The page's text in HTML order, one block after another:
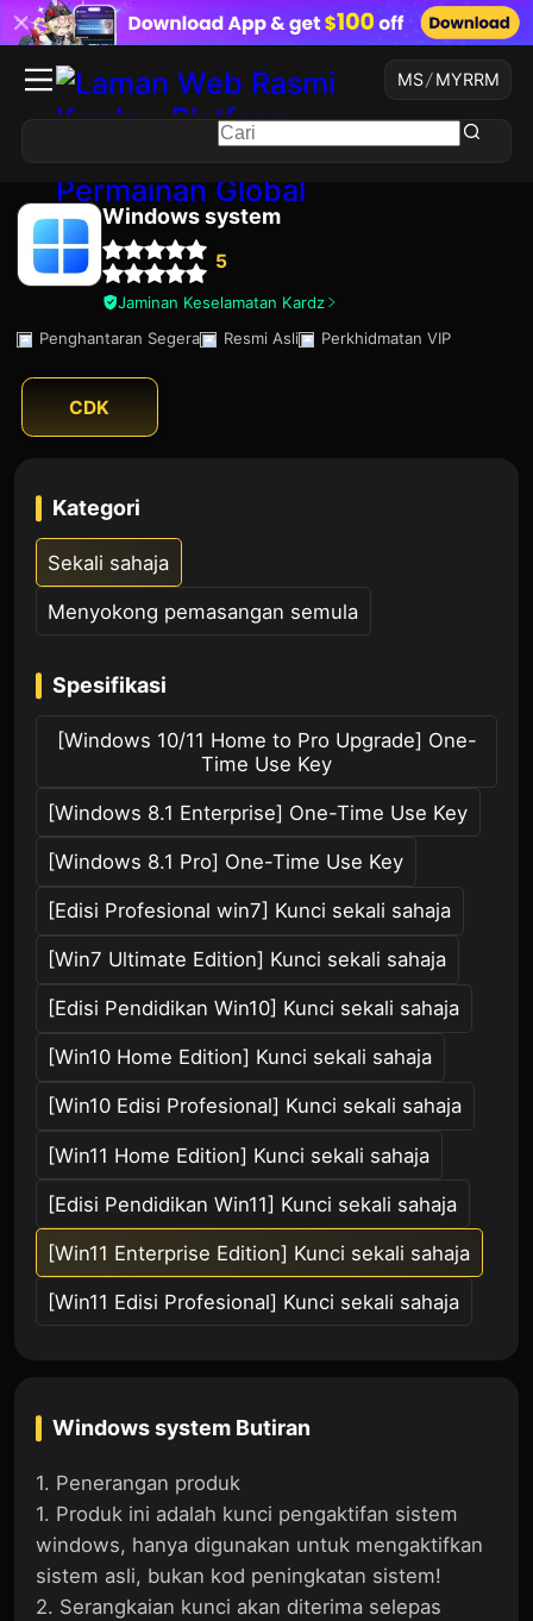
MS/ MYRRM
Windows system
5
Jaminan Keselamatan Kardz
Penghantaran Segera
Resmi Asli Perkhidmatan VIP
CDK
Kategori
Sekali sahaja
Menyokong pemasangan semula
Spesifikasi
[Windows 10/11 Home to Pro Upgrade] One-
Time Use Key
[Windows 8.1 Enterprise] One-Time Use Key
[Windows 8.1 Pro] One-Time Use Key
[Edisi Profesional win7] Kunci sekali sahaja
[Win7 Ultimate Edition] Kunci sekali sahaja
[Edisi Pendidikan Win10] Kunci sekali sahaja
[Win10 Home Edition] Kunci sekali sahaja
[Win10 Edisi Profesional] Kunci sekali sahaja
[Win11 Home Edition] Kunci sekali sahaja
[Edisi Pendidikan Win11] Kunci sekali sahaja
[Win11 Enterprise Edition] Kunci sekali sahaja
[Win11 Edisi Profesional] Kunci sekali sahaja
Windows system Butiran
1. Penerangan produk
1. Produk ini adalah kunci pengaktifan sistem
windows, hanya digunakan untuk mengaktifkan
sistem asli, bukan kod peningkatan sistem!
2. Serangkaian kunci akan diterima selepas